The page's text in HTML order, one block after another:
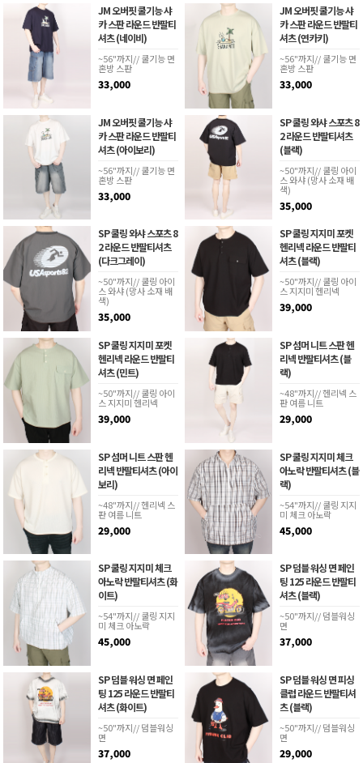
JM 오버핏 쿨기능 샤
카 스판 라운드 반팔티
셔츠 (네이비)
~56"까지// 쿨기능 면
혼방 스판
33,000
JM 오버핏 쿨기능 샤
카 스판 라운드 반팔티
셔츠 (연카키)
~56"까지// 쿨기능 면
혼방 스판
33,000
JM 오버핏 쿨기능 샤
카 스판 라운드 반팔티
셔츠 (아이보리)
~56"까지// 쿨기능 면
혼방 스판
33,000
SP 쿨링 와샤 스포츠 8
2 라운드 반팔티셔츠
(블랙)
~50"까지// 쿨링 아이
스 와샤 (망사 소재 배
색)
35,000
SP 쿨링 와샤 스포츠 8
2 라운드 반팔티셔츠
(다크그레이)
~50"까지// 쿨링 아이
스 와샤 (망사 소재 배
색)
35,000
SP 쿨링 지지미 포켓
헨리넥 라운드 반팔티
셔츠 (블랙)
~50"까지// 쿨링 아이
스 지지미 헨리넥
39,000
SP 쿨링 지지미 포켓
헨리넥 라운드 반팔티
셔츠 (민트)
~50"까지// 쿨링 아이
스 지지미 헨리넥
39,000
SP 섬머 니트 스판 헨
리넥 반팔티셔츠 (블
랙)
~48"까지// 헨리넥 스
판 여름 니트
29,000
SP 섬머 니트 스판 헨
리넥 반팔티셔츠 (아이
보리)
~48"까지// 헨리넥 스
판 여름 니트
29,000
SP 쿨링 지지미 체크
아노락 반팔티셔츠 (블
랙)
~54"까지// 쿨링 지지
미 체크 아노락
45,000
SP 쿨링 지지미 체크
아노락 반팔티셔츠 (화
이트)
~54"까지// 쿨링 지지
미 체크 아노락
45,000
SP 덤블 워싱 면 페인
팅 125 라운드 반팔티
셔츠 (블랙)
~50"까지// 덤블워싱
면
37,000
SP 덤블 워싱 면 페인
팅 125 라운드 반팔티
셔츠 (화이트)
~50"까지// 덤블워싱
면
37,000
SP 덤블 워싱 면 피싱
클럽 라운드 반팔티셔
츠 (블랙)
~50"까지// 덤블워싱
면
29,000